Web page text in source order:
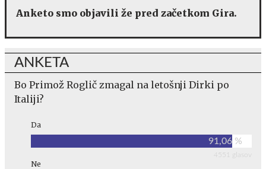
Anketo smo objavili že pred začetkom Gira.
ANKETA
Bo Primož Roglič zmagal na letošnji Dirki po
Italiji?
Da
91,06 %
4551 glasov
Ne